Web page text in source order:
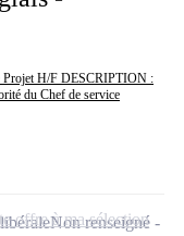
Projet H/F DESCRIPTION :
du Chef de service
Non renseigné
offre à ma sélection